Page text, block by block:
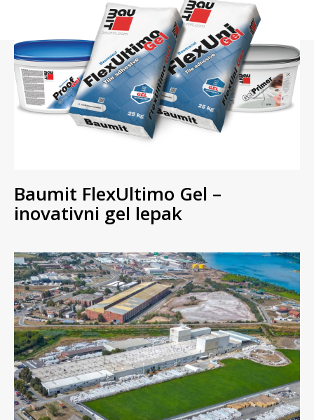
Baumit FlexUltimo Gel –
inovativni gel lepak